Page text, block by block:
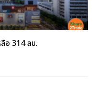
อ 314 ลบ.